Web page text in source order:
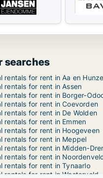
searches
rentals for rent in Aa en Hunze
rentals for rent in Assen
rentals for rent in Borger-
rentals for rent in Coevorden
rentals for rent in De Wolden
rentals for rent in Emmen
rentals for rent in Hoogeveen
rentals for rent in Meppel
rentals for rent in Midden-
rentals for rent in
rentals for rent in Tynaarlo
rentals for rent in Westerveld